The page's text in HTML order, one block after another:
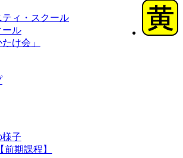
ィ・スクール
ール
け会」
様子
前期課程】